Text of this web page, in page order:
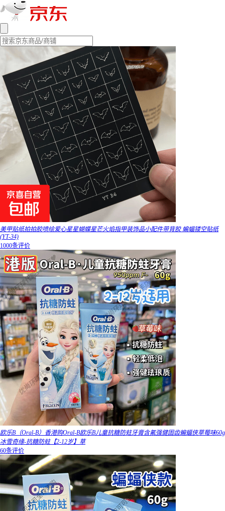
美甲贴纸拍拍胶喷绘爱心星星蝴蝶星芒火焰指甲装饰品小配件带背胶 蝙蝠镂空贴纸
(YT-34)
1000条评价
欧乐B（Oral-B）香港购Oral-B欧乐B儿童抗糖防蛀牙膏含氟强健固齿蝙蝠侠草莓味60g
冰雪奇缘-抗糖防蛀【2-12岁】草
60条评价